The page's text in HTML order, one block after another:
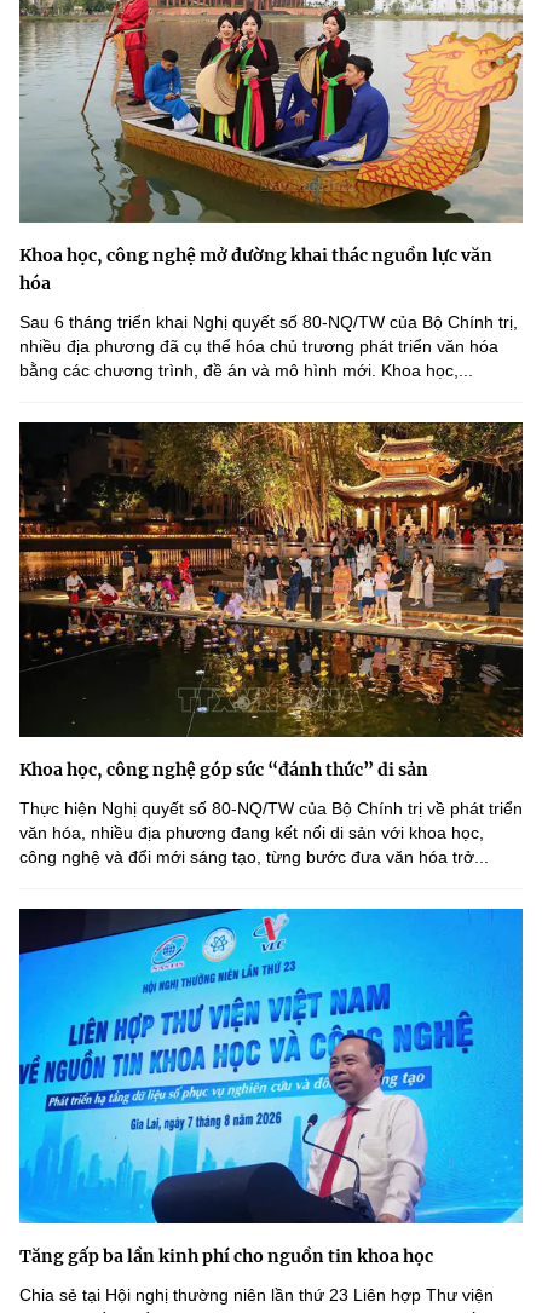
Khoa học, công nghệ mở đường khai thác nguồn lực văn
hóa
Sau 6 tháng triển khai Nghị quyết số 80-NQ/TW của Bộ Chính trị,
nhiều địa phương đã cụ thể hóa chủ trương phát triển văn hóa
bằng các chương trình, đề án và mô hình mới. Khoa học,...
Khoa học, công nghệ góp sức “đánh thức” di sản
Thực hiện Nghị quyết số 80-NQ/TW của Bộ Chính trị về phát triển
văn hóa, nhiều địa phương đang kết nối di sản với khoa học,
công nghệ và đổi mới sáng tạo, từng bước đưa văn hóa trở...
Tăng gấp ba lần kinh phí cho nguồn tin khoa học
Chia sẻ tại Hội nghị thường niên lần thứ 23 Liên hợp Thư viện